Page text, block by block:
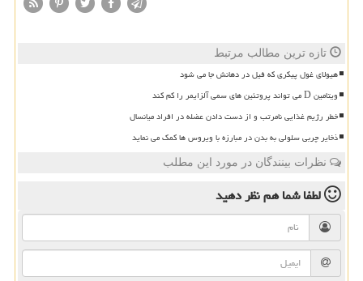
تازه ترین مطالب مرتبط
هیولای غول پیکری که فیل در دهانش جا می شود
ویتامین D می تواند پروتئین های سمی آلزایمر را کم کند
خطر رژیم غذایی نامرتب و از دست دادن عضله در افراد میانسال
ذخایر چربی سلولی به بدن در مبارزه با ویروس ها کمک می نماید
نظرات بینندگان در مورد این مطلب
لطفا شما همنظر دهید